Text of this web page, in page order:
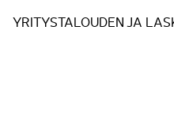
YRITYSTALOUDEN JA